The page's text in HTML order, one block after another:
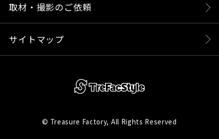
取材・撮影のご依頼
サイトマップ
© Treasure Factory, All Rights Reserved